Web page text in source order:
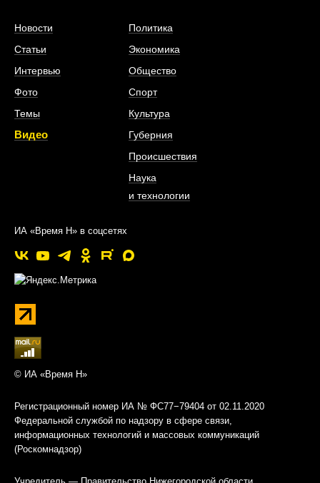
Новости
Статьи
Интервью
Фото
Темы
Видео
Политика
Экономика
Общество
Спорт
Культура
Губерния
Происшествия
Наука
и технологии
ИА «Время Н» в соцсетях
© ИА «Время Н»
Регистрационный номер ИА № ФС77−79404 от 02.11.2020
Федеральной службой по надзору в сфере связи,
информационных технологий и массовых коммуникаций
(Роскомнадзор)